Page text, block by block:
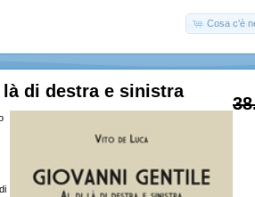
Cosa c'è
là di destra e sinistra